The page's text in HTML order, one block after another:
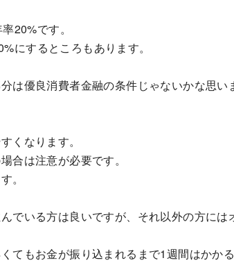
20%です。
にするところもあります。
は優良消費者金融の条件じゃないかな思い
くなります。
合は注意が必要です。
。
でいる方は良いですが、それ以外の方には
てもお金が振り込まれるまで1週間はかか